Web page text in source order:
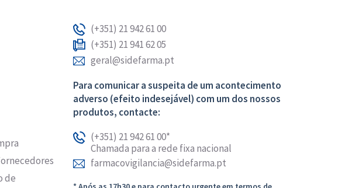
de
(+351) 21 942 61 00
(+351) 21 941 62 05
geral@sidefarma.pt
Para comunicar a suspeita de um acontecimento
adverso (efeito indesejável) com um dos nossos
produtos, contacte:
(+351) 21 942 61 00*
Chamada para a rede fixa nacional
farmacovigilancia@sidefarma.pt